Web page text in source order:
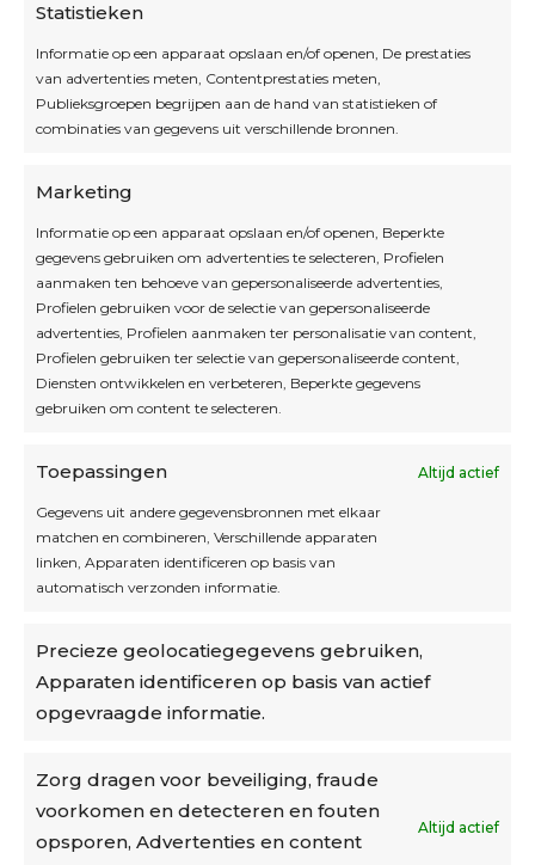
Statistieken
Informatie op een apparaat opslaan en/of openen, De prestaties
van advertenties meten, Contentprestaties meten,
Publieksgroepen begrijpen aan de hand van statistieken of
combinaties van gegevens uit verschillende bronnen.
Marketing
Informatie op een apparaat opslaan en/of openen, Beperkte
gegevens gebruiken om advertenties te selecteren, Profielen
aanmaken ten behoeve van gepersonaliseerde advertenties,
Profielen gebruiken voor de selectie van gepersonaliseerde
advertenties, Profielen aanmaken ter personalisatie van content,
Profielen gebruiken ter selectie van gepersonaliseerde content,
Diensten ontwikkelen en verbeteren, Beperkte gegevens
gebruiken om content te selecteren.
Toepassingen Altijd actief
Gegevens uit andere gegevensbronnen met elkaar
matchen en combineren, Verschillende apparaten
linken, Apparaten identificeren op basis van
automatisch verzonden informatie.
Precieze geolocatiegegevens gebruiken,
Apparaten identificeren op basis van actief
opgevraagde informatie.
Zorg dragen voor beveiliging, fraude
voorkomen en detecteren en fouten
opsporen, Advertenties en content
Altijd actief
Openingsuren
Blijf op de hoogte
Interesse in leuke kadotips of toffe acties?
Laat dan hier je mailadres achter.
Algemene voorwaarden
Cookiebeleid
Accountinstellingen
Verzending